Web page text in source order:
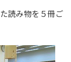
読み物を５冊ご